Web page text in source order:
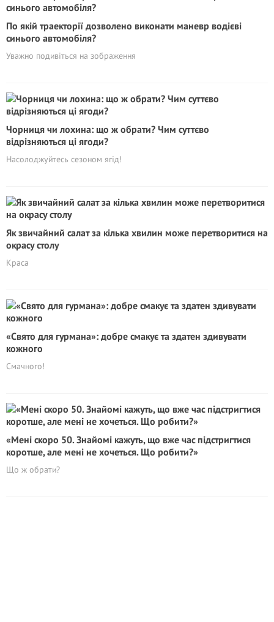
По якій траекторії дозволено виконати маневр водієві
синього автомобіля?
Уважно подивіться на зображення
Чорниця чи лохина: що ж обрати? Чим cуттєво
відрізняються ці ягоди?
Насолоджуйтесь сезоном ягід!
Як звичайний салат за кілька хвилин може перетворитися на
окрасу столу
Краса
«Свято для гурмана»: добре смакує та здатен здивувати
кожного
Смачного!
«Мені скоро 50. Знайомі кажуть, що вже час підстригтися
коротше, але мені не хочеться. Що робити?»
Що ж обрати?